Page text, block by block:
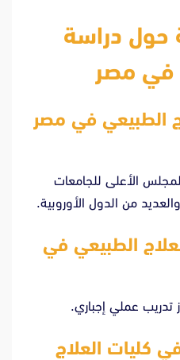
حول دراسة
في مصر
الطبيعي في مصر
الأعلى للجامعات
من الدول الأوروبية.
الطبيعي في
في كليات العلاج